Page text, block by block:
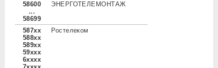
58600
...
58699
ЭНЕРГОТЕЛЕМОНТАЖ
587xx
588xx
589xx
59xxx
6xxxx
Ростелеком